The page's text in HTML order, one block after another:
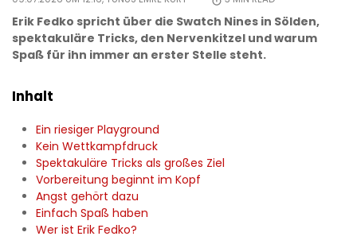
Erik Fedko spricht über die Swatch Nines in Sölden,
spektakuläre Tricks, den Nervenkitzel und warum
Spaß für ihn immer an erster Stelle steht.
Inhalt
Ein riesiger Playground
Kein Wettkampfdruck
Spektakuläre Tricks als großes Ziel
Vorbereitung beginnt im Kopf
Angst gehört dazu
Einfach Spaß haben
Wer ist Erik Fedko?